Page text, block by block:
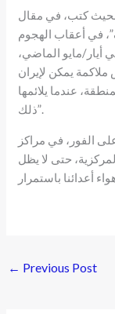
بحيث كتب، في مقال
في أعقاب الهجوم
أيار/مايو الماضي،
يمكن لإيران
عندما يلائمها
ذلك”.
الفور، في مراكز
حتى لا يظل
أعدائنا باستمرار
← Previous Post